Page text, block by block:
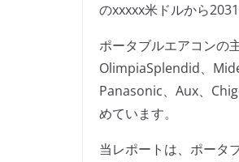
のxxxxx米ドルから
ポータブルエアコンの
OlimpiaSplendid、
Panasonic、Aux、
めています。
当レポートは、ポータ